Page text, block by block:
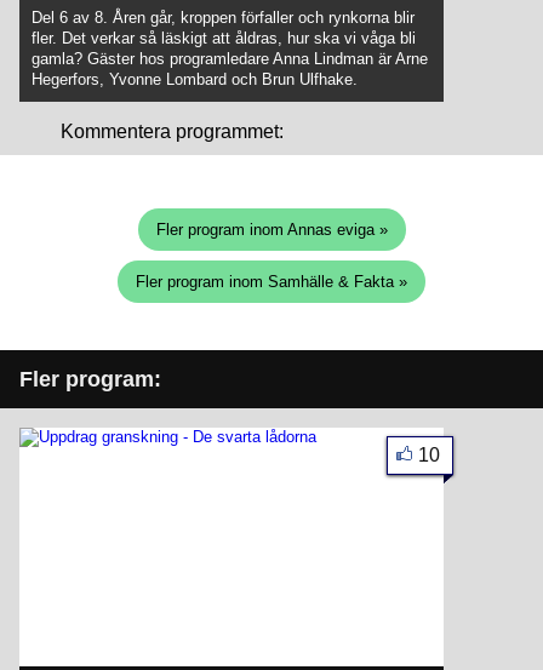
Del 6 av 8. Åren går, kroppen förfaller och rynkorna blir
fler. Det verkar så läskigt att åldras, hur ska vi våga bli
gamla? Gäster hos programledare Anna Lindman är Arne
Hegerfors, Yvonne Lombard och Brun Ulfhake.
Kommentera programmet:
Fler program inom Annas eviga »
Fler program inom Samhälle & Fakta »
Fler program:
10